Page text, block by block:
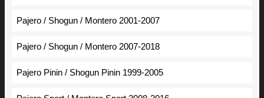
Pajero / Shogun / Montero 2001-2007
Pajero / Shogun / Montero 2007-2018
Pajero Pinin / Shogun Pinin 1999-2005